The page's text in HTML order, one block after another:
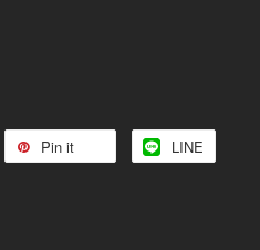
Pin it LINE